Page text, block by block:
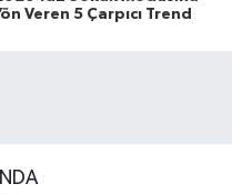
Veren 5 Çarpıcı Trend